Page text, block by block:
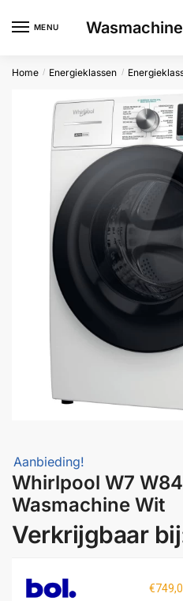
MENU
Home / Energieklassen /
Aanbieding!
Whirlpool W7
Wasmachine Wit
Verkrijgbaar